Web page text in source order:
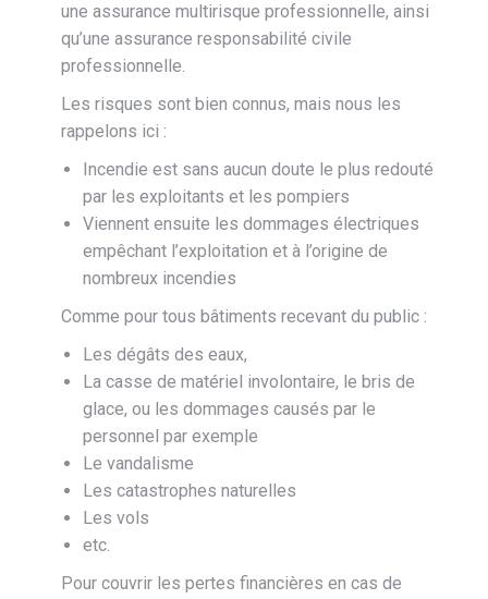
une assurance multirisque professionnelle, ainsi
qu’une assurance responsabilité civile
professionnelle.
Les risques sont bien connus, mais nous les
rappelons ici :
Incendie est sans aucun doute le plus redouté
par les exploitants et les pompiers
Viennent ensuite les dommages électriques
empêchant l’exploitation et à l’origine de
nombreux incendies
Comme pour tous bâtiments recevant du public :
Les dégâts des eaux,
La casse de matériel involontaire, le bris de
glace, ou les dommages causés par le
personnel par exemple
Le vandalisme
Les catastrophes naturelles
Les vols
etc.
Pour couvrir les pertes financières en cas de